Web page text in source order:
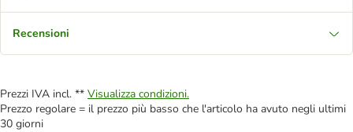
Recensioni
Prezzi IVA incl. ** Visualizza condizioni.
Prezzo regolare = il prezzo più basso che l'articolo ha avuto negli ultimi
30 giorni